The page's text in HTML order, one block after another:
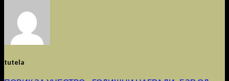
tutela